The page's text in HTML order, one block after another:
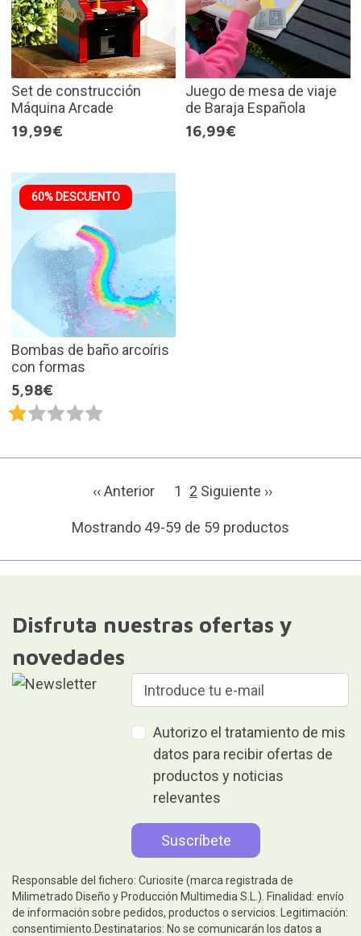
Set de construcción
Máquina Arcade
19,99€
Juego de mesa de viaje
de Baraja Española
16,99€
60% DESCUENTO
Bombas de baño arcoíris
con formas
5,98€
‹‹ Anterior 1 2 Siguiente ››
Mostrando 49-59 de 59 productos
Disfruta nuestras ofertas y
novedades
Autorizo el tratamiento de mis
datos para recibir ofertas de
productos y noticias
relevantes
Responsable del fichero: Curiosite (marca registrada de
Milimetrado Diseño y Producción Multimedia S.L.). Finalidad: envío
de información sobre pedidos, productos o servicios. Legitimación:
consentimiento.Destinatarios: No se comunicarán los datos a